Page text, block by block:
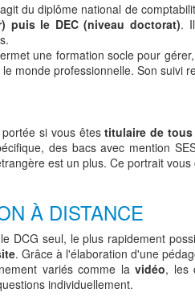
du diplôme national de
puis le DEC (niveau doctorat).
une formation socle pour
monde professionnelle. Son suivi
si vous êtestitulaire de
des bacs avec mention
est un plus. Ce portrait
À DISTANCE
DCG seul, le plus rapidement
. Grâce à l'élaboration d'une
variés comme lavidéo, les
individuellement.